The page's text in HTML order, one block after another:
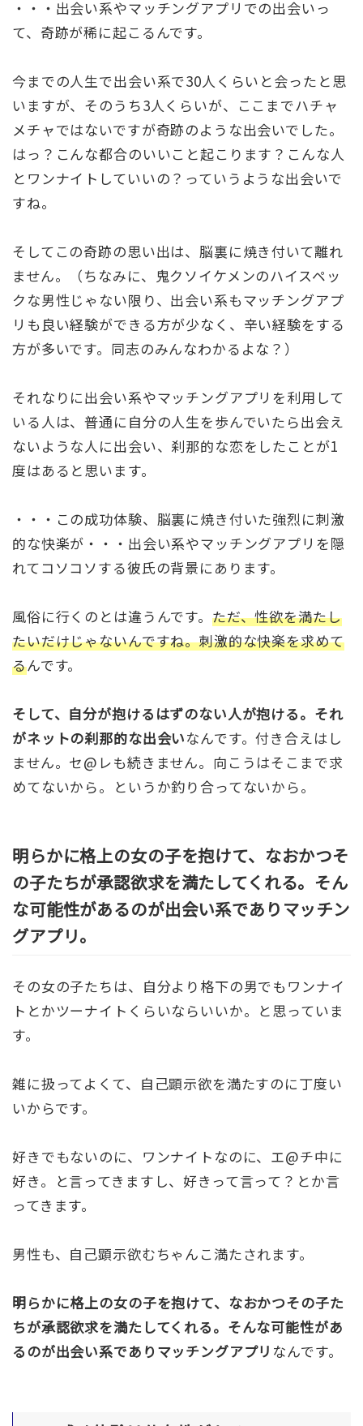
・・・出会い系やマッチングアプリでの出会いっ
て、奇跡が稀に起こるんです。
今までの人生で出会い系で30人くらいと会ったと思
いますが、そのうち3人くらいが、ここまでハチャ
メチャではないですが奇跡のような出会いでした。
はっ？こんな都合のいいこと起こります？こんな人
とワンナイトしていいの？っていうような出会いで
すね。
そしてこの奇跡の思い出は、脳裏に焼き付いて離れ
ません。（ちなみに、鬼クソイケメンのハイスペッ
クな男性じゃない限り、出会い系もマッチングアプ
リも良い経験ができる方が少なく、辛い経験をする
方が多いです。同志のみんなわかるよな？）
それなりに出会い系やマッチングアプリを利用して
いる人は、普通に自分の人生を歩んでいたら出会え
ないような人に出会い、刹那的な恋をしたことが1
度はあると思います。
・・・この成功体験、脳裏に焼き付いた強烈に刺激
的な快楽が・・・出会い系やマッチングアプリを隠
れてコソコソする彼氏の背景にあります。
風俗に行くのとは違うんです。 ただ、性欲を満たし
たいだけじゃないんですね。刺激的な快楽を求めて
るんです。
そして、自分が抱けるはずのない人が抱ける。それ
がネットの刹那的な出会いなんです。付き合えはし
ません。セ@レも続きません。向こうはそこまで求
めてないから。というか釣り合ってないから。
明らかに格上の女の子を抱けて、なおかつそ
の子たちが承認欲求を満たしてくれる。そん
な可能性があるのが出会い系でありマッチン
グアプリ。
その女の子たちは、自分より格下の男でもワンナイ
トとかツーナイトくらいならいいか。と思っていま
す。
雑に扱ってよくて、自己顕示欲を満たすのに丁度い
いからです。
好きでもないのに、ワンナイトなのに、エ@チ中に
好き。と言ってきますし、好きって言って？とか言
ってきます。
男性も、自己顕示欲むちゃんこ満たされます。
明らかに格上の女の子を抱けて、なおかつその子た
ちが承認欲求を満たしてくれる。そんな可能性があ
るのが出会い系でありマッチングアプリ なんです。